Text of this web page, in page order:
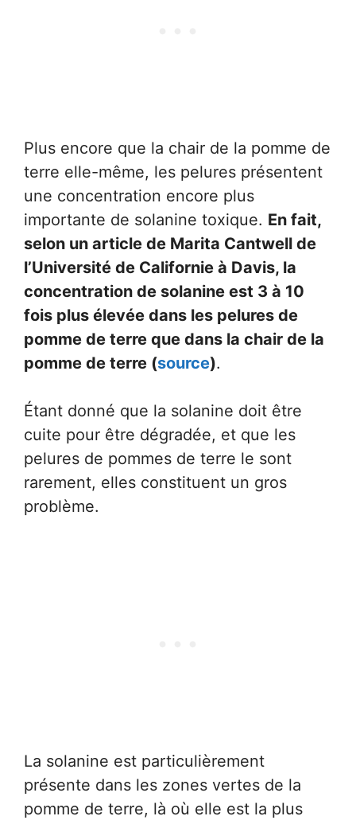
Plus encore que la chair de la pomme de
terre elle-même, les pelures présentent
une concentration encore plus
importante de solanine toxique. En fait,
selon un article de Marita Cantwell de
l’Université de Californie à Davis, la
concentration de solanine est 3 à 10
fois plus élevée dans les pelures de
pomme de terre que dans la chair de la
pomme de terre (source).
Étant donné que la solanine doit être
cuite pour être dégradée, et que les
pelures de pommes de terre le sont
rarement, elles constituent un gros
problème.
La solanine est particulièrement
présente dans les zones vertes de la
pomme de terre, là où elle est la plus